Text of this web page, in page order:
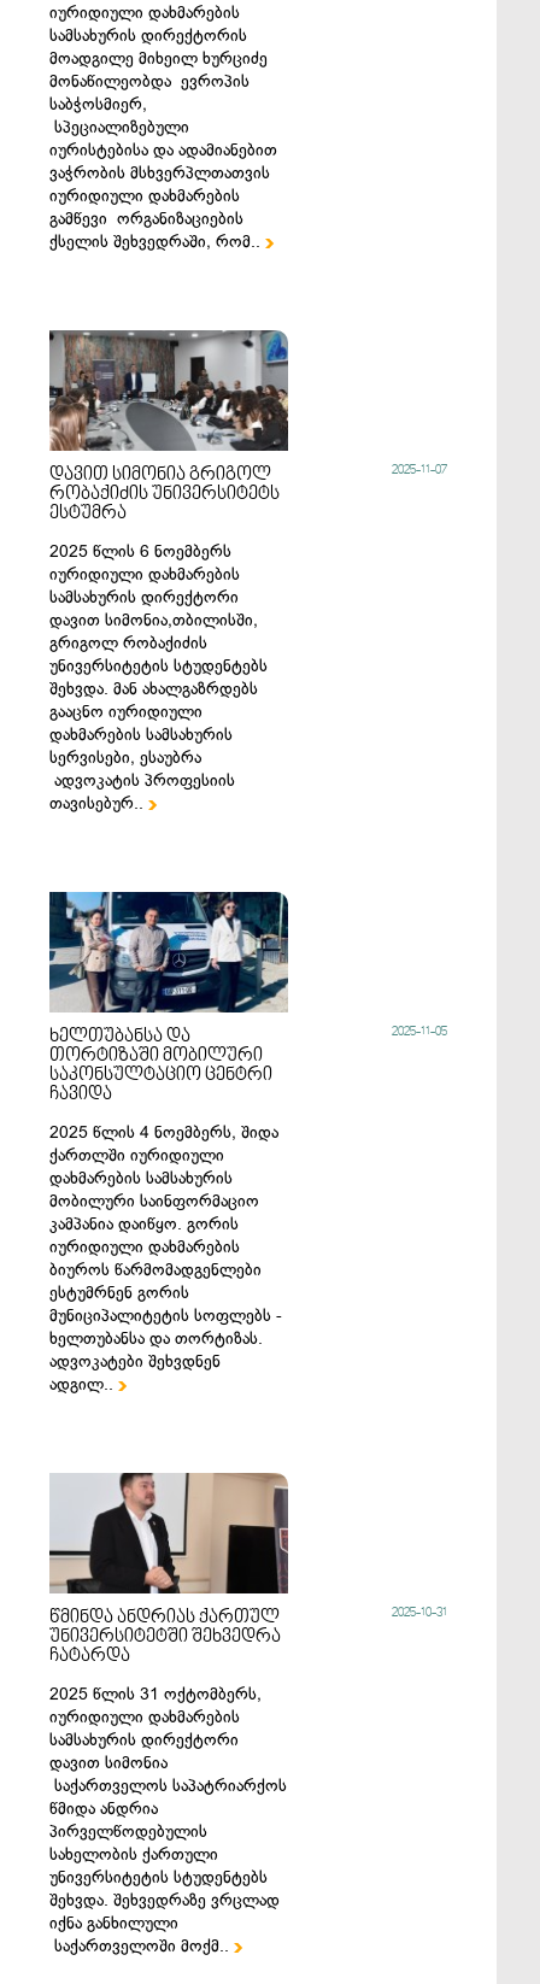
იურიდიული დახმარების
სამსახურის დირექტორის
მოადგილე მიხეილ ხურციძე
მონაწილეობდა ევროპის
საბჭოსმიერ,
სპეციალიზებული
იურისტებისა და ადამიანებით
ვაჭრობის მსხვერპლთათვის
იურიდიული დახმარების
გამწევი ორგანიზაციების
ქსელის შეხვედრაში, რომ..
დავით სიმონია გრიგოლ
რობაქიძის უნივერსიტეტს
ესტუმრა
2025 წლის 6 ნოემბერს
იურიდიული დახმარების
სამსახურის დირექტორი
დავით სიმონია,თბილისში,
გრიგოლ რობაქიძის
უნივერსიტეტის სტუდენტებს
შეხვდა. მან ახალგაზრდებს
გააცნო იურიდიული
დახმარების სამსახურის
სერვისები, ესაუბრა
ადვოკატის პროფესიის
თავისებურ..
2025-11-07
ხელთუბანსა და
თორტიზაში მობილური
საკონსულტაციო ცენტრი
ჩავიდა
2025 წლის 4 ნოემბერს, შიდა
ქართლში იურიდიული
დახმარების სამსახურის
მობილური საინფორმაციო
კამპანია დაიწყო. გორის
იურიდიული დახმარების
ბიუროს წარმომადგენლები
ესტუმრნენ გორის
მუნიციპალიტეტის სოფლებს -
ხელთუბანსა და თორტიზას.
ადვოკატები შეხვდნენ
ადგილ..
2025-11-05
წმინდა ანდრიას ქართულ
უნივერსიტეტში შეხვედრა
ჩატარდა
2025 წლის 31 ოქტომბერს,
იურიდიული დახმარების
სამსახურის დირექტორი
დავით სიმონია
საქართველოს საპატრიარქოს
წმიდა ანდრია
პირველწოდებულის
სახელობის ქართული
უნივერსიტეტის სტუდენტებს
შეხვდა. შეხვედრაზე ვრცლად
იქნა განხილული
საქართველოში მოქმ..
2025-10-31